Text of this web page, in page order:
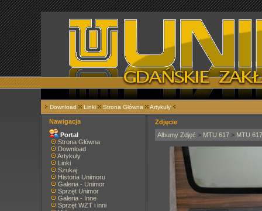
Download Linki Strona Główna Artykuły
Nawigacja
Portal
Strona Główna
Download
Artykuły
Linki
Szukaj
Historia Unimoru
Galeria - Unimor
Sprzęt Unimor
Galeria - Inne
Sprzęt WZT i inni
Zdjęcie
Albumy Zdjęć > MTU 617 > MTU 617